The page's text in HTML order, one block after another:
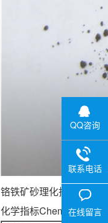
铬铁矿砂理
化学指标Chemical
QQ咨询
联系电话
在线留言